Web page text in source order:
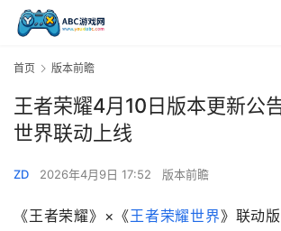
首页 版本前瞻
王者荣耀4月10日版本更新公
世界联动上线
ZD 2026年4月9日 17:52 版本前瞻
《王者荣耀》×《王者荣耀世界》联动